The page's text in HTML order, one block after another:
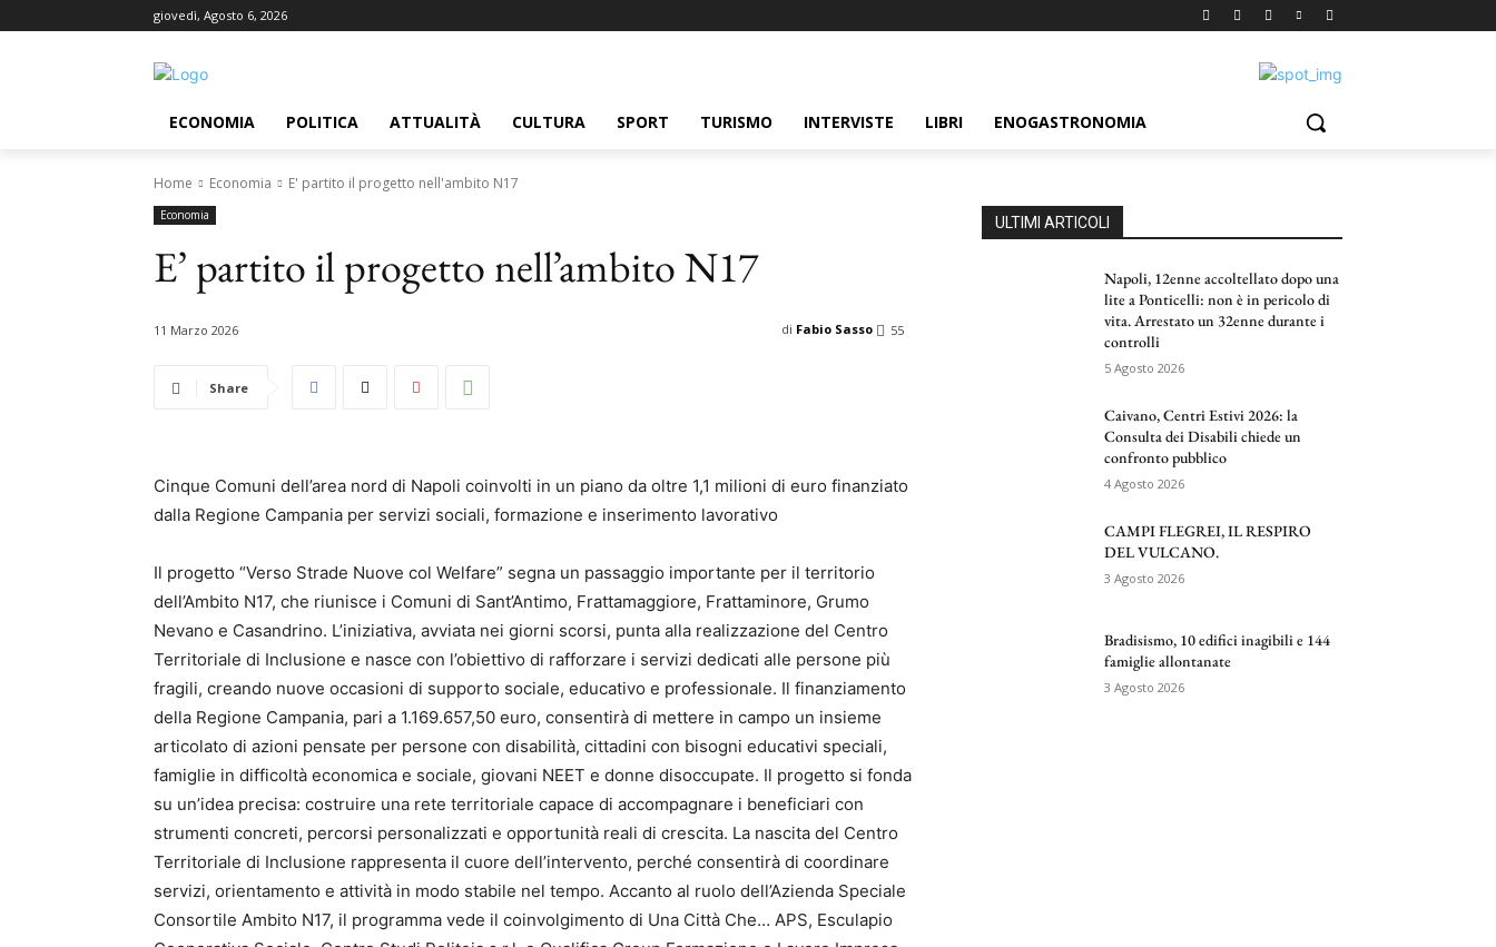
giovedì, Agosto 6, 2026
ECONOMIA POLITICA ATTUALITÀ CULTURA SPORT TURISMO INTERVISTE LIBRI ENOGASTRONOMIA
Home Economia E' partito il progetto nell'ambito N17
Economia
E’ partito il progetto nell’ambito N17
11 Marzo 2026 55
di Fabio Sasso
Share
Cinque Comuni dell’area nord di Napoli coinvolti in un piano da oltre 1,1 milioni di euro finanziato
dalla Regione Campania per servizi sociali, formazione e inserimento lavorativo
Il progetto “Verso Strade Nuove col Welfare” segna un passaggio importante per il territorio
dell’Ambito N17, che riunisce i Comuni di Sant’Antimo, Frattamaggiore, Frattaminore, Grumo
Nevano e Casandrino. L’iniziativa, avviata nei giorni scorsi, punta alla realizzazione del Centro
Territoriale di Inclusione e nasce con l’obiettivo di rafforzare i servizi dedicati alle persone più
fragili, creando nuove occasioni di supporto sociale, educativo e professionale. Il finanziamento
della Regione Campania, pari a 1.169.657,50 euro, consentirà di mettere in campo un insieme
articolato di azioni pensate per persone con disabilità, cittadini con bisogni educativi speciali,
famiglie in difficoltà economica e sociale, giovani NEET e donne disoccupate. Il progetto si fonda
su un’idea precisa: costruire una rete territoriale capace di accompagnare i beneficiari con
strumenti concreti, percorsi personalizzati e opportunità reali di crescita. La nascita del Centro
Territoriale di Inclusione rappresenta il cuore dell’intervento, perché consentirà di coordinare
servizi, orientamento e attività in modo stabile nel tempo. Accanto al ruolo dell’Azienda Speciale
Consortile Ambito N17, il programma vede il coinvolgimento di Una Città Che… APS, Esculapio
ULTIMI ARTICOLI
Napoli, 12enne accoltellato dopo una
lite a Ponticelli: non è in pericolo di
vita. Arrestato un 32enne durante i
controlli
5 Agosto 2026
Caivano, Centri Estivi 2026: la
Consulta dei Disabili chiede un
confronto pubblico
4 Agosto 2026
CAMPI FLEGREI, IL RESPIRO
DEL VULCANO.
3 Agosto 2026
Bradisismo, 10 edifici inagibili e 144
famiglie allontanate
3 Agosto 2026